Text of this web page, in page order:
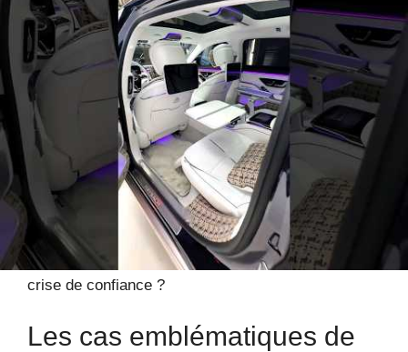
Royce. La moitié des saisies concerne des
véhicules de luxe, souvent liés à des infractions
financières ou à des délits de trafic. La procédure
est devenue plus transparente, avec des montants
fixés en fonction de la valeur du véhicule, ce qui
évite toute suspicion d’abus. La stratégie est aussi
d’empêcher que ces voitures ne soient revendues à
des prix défiant toute concurrence ou utilisées pour
des activités illicites. La question reste cependant
ouverte : dans un contexte où la perception de
justice doit se renforcer, ces saisies contribuent-
elles réellement à dissuader ou renforcent-elles la
crise de confiance ?
Les cas emblématiques de